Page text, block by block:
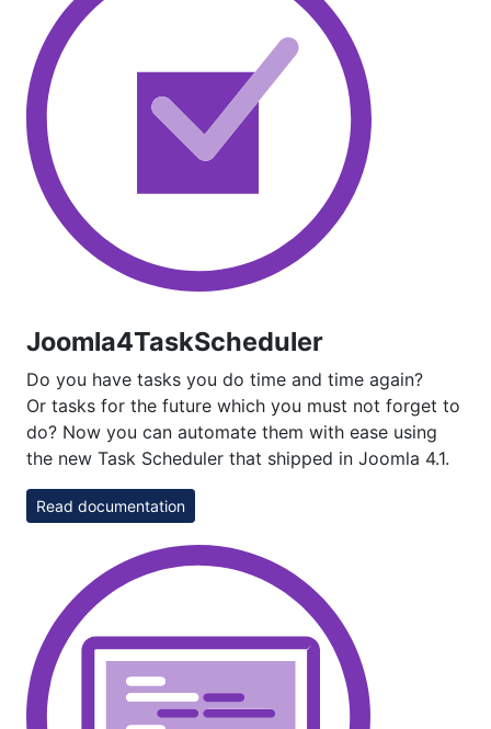
Joomla4TaskScheduler
Do you have tasks you do time and time again?
Or tasks for the future which you must not forget to
do? Now you can automate them with ease using
the new Task Scheduler that shipped in Joomla 4.1.
Read documentation